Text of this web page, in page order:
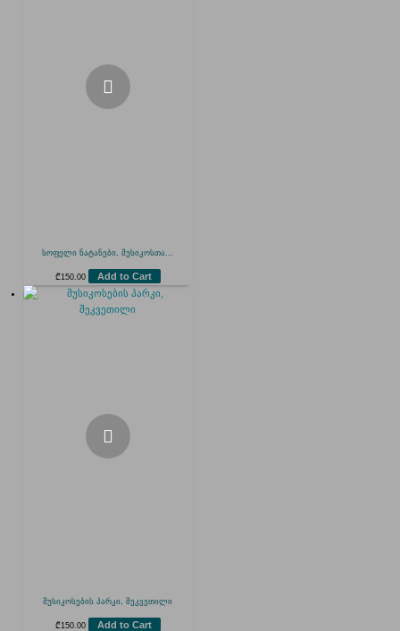
სოფელი ნატანები, მუსიკოსთა...
₾ 150.00 Add to Cart
მუსიკოსების პარკი, შეკვეთილი
₾ 150.00 Add to Cart